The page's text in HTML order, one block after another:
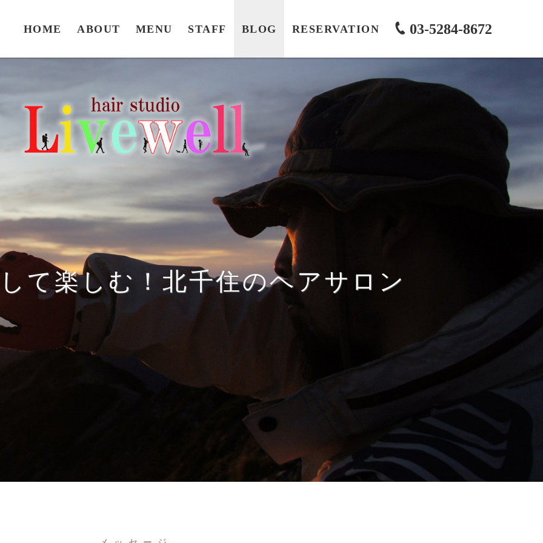
HOME ABOUT MENU STAFF BLOG RESERVATION 03-5284-8672
て楽しむ！北千住のヘアサロン